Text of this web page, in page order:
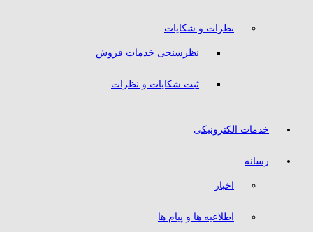
نظرات و شکایات
نظرسنجی خدمات فروش
ثبت شکایات و نظرات
خدمات الکترونیکی
رسانه
اخبار
اطلاعیه ها و پیام ها